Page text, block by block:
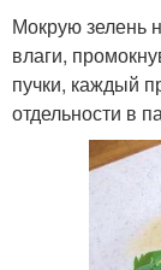
Мокрую зелень
влаги,
пучки, каждый
отдельности в